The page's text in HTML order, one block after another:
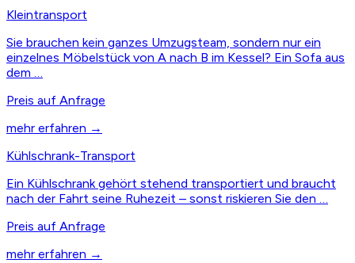
Kleintransport
Sie brauchen kein ganzes Umzugsteam, sondern nur ein
einzelnes Möbelstück von A nach B im Kessel? Ein Sofa aus
dem …
Preis auf Anfrage
mehr erfahren →
Kühlschrank-Transport
Ein Kühlschrank gehört stehend transportiert und braucht
nach der Fahrt seine Ruhezeit – sonst riskieren Sie den …
Preis auf Anfrage
mehr erfahren →